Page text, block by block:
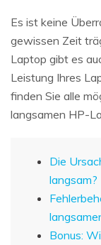
Es ist keine
gewissen Zeit
Laptop gibt es
Leistung Ihres
finden Sie alle
langsamen HP-
Die
langsam?
Bonus: